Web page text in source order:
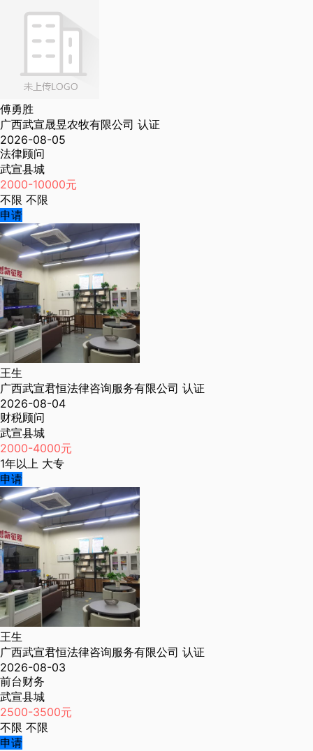
傅勇胜
广西武宣晟昱农牧有限公司 认证
2026-08-05
法律顾问
武宣县城
2000-10000元
不限 不限
申请
王生
广西武宣君恒法律咨询服务有限公司 认证
2026-08-04
财税顾问
武宣县城
2000-4000元
1年以上 大专
申请
王生
广西武宣君恒法律咨询服务有限公司 认证
2026-08-03
前台财务
武宣县城
2500-3500元
不限 不限
申请